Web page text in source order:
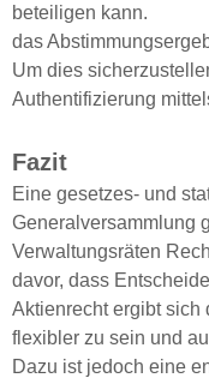
beteiligen kann.
das
Um dies
Authentifizierung
Fazit
Eine gesetzes- und
Generalversammlung
Verwaltungsräten
davor, dass
Aktienrecht ergibt sich
flexibler zu sein und
Dazu ist jedoch eine